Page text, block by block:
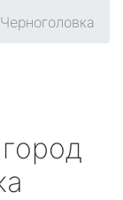
город